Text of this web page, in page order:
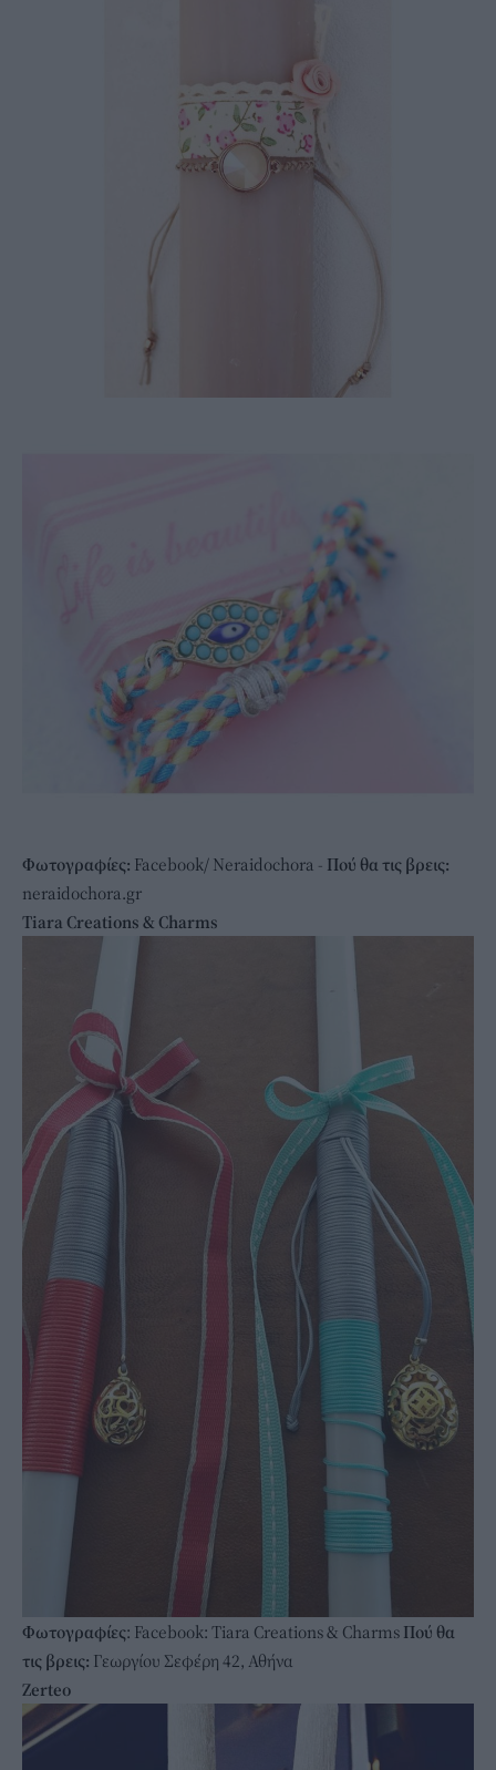
Φωτογραφίες: Facebook/ Νeraidochora - Πού θα τις βρεις:
neraidochora.gr
Tiara Creations & Charms
Φωτογραφίες: Facebook: Tiara Creations & Charms Πού θα
τις βρεις: Γεωργίου Σεφέρη 42, Αθήνα
Zerteo